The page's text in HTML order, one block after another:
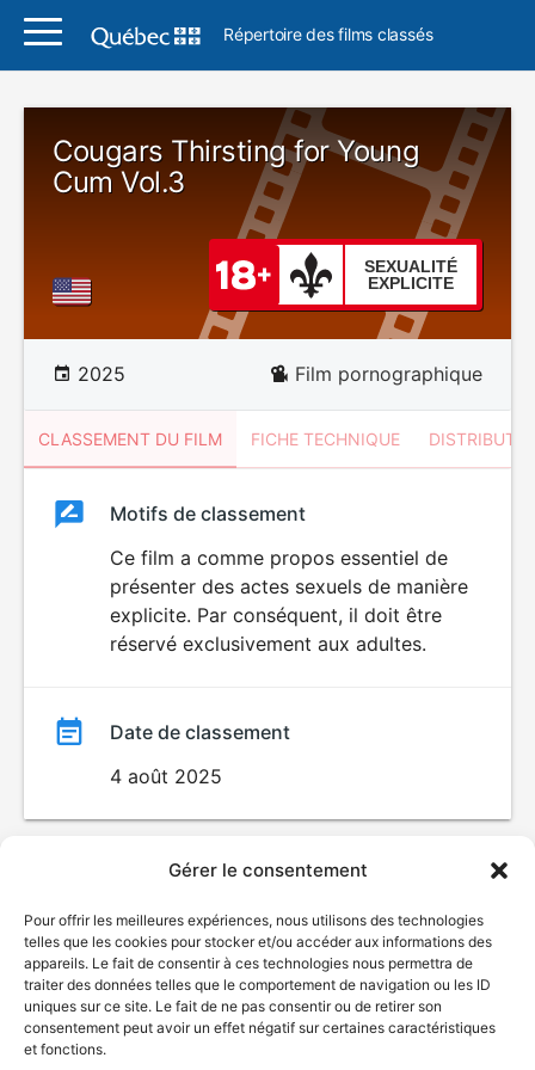
Gérer le consentement
Pour offrir les meilleures expériences, nous utilisons des technologies
telles que les cookies pour stocker et/ou accéder aux informations des
appareils. Le fait de consentir à ces technologies nous permettra de
traiter des données telles que le comportement de navigation ou les ID
uniques sur ce site. Le fait de ne pas consentir ou de retirer son
consentement peut avoir un effet négatif sur certaines caractéristiques
et fonctions.
Répertoire des films classés
Cougars Thirsting for Young
Cum Vol.3
SEXUALITÉ
EXPLICITE
2025 Film pornographique
CLASSEMENT DU FILM FICHE TECHNIQUE
ClassementClassement
SEXUALITÉ
EXPLICITE
Motifs de classement
Ce film a comme propos essentiel de
présenter des actes sexuels de manière
explicite. Par conséquent, il doit être
réservé exclusivement aux adultes.
Date de classement
4 août 2025